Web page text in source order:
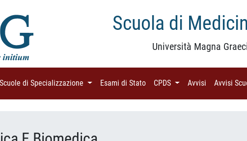
Scuola di
Università Magna
Scuole di Specializzazione (current)Esami di Stato (current)
CPDS (current)
Avvisi (current)
Avvisi